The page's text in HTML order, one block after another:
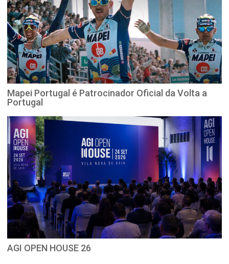
Mapei Portugal é Patrocinador Oficial da Volta a
Portugal
AGI OPEN HOUSE 26